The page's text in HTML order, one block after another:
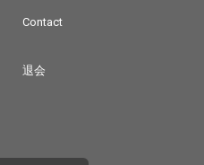
Contact
退会